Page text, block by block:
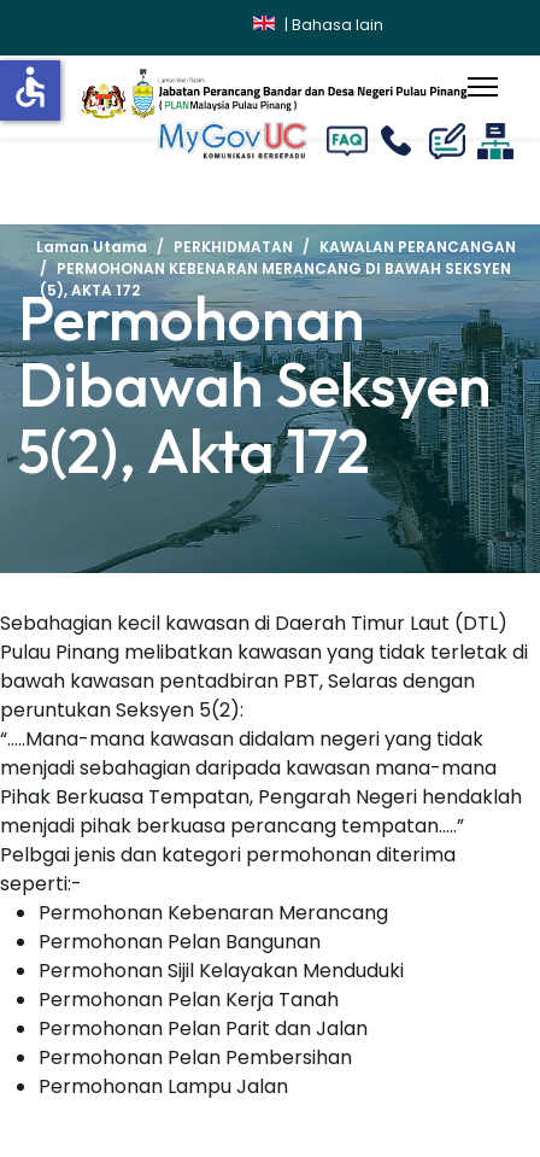
| Bahasa lain
Laman Utama PERKHIDMATAN
KAWALAN PERANCANGAN
PERMOHONAN KEBENARAN MERANCANG DI BAWAH SEKSYEN
(5), AKTA 172
Permohonan
Dibawah Seksyen
5(2), Akta 172
Sebahagian kecil kawasan di Daerah Timur Laut (DTL)
Pulau Pinang melibatkan kawasan yang tidak terletak di
bawah kawasan pentadbiran PBT, Selaras dengan
peruntukan Seksyen 5(2):
“…..Mana-mana kawasan didalam negeri yang tidak
menjadi sebahagian daripada kawasan mana-mana
Pihak Berkuasa Tempatan, Pengarah Negeri hendaklah
menjadi pihak berkuasa perancang tempatan.....”
Pelbgai jenis dan kategori permohonan diterima
seperti:-
Permohonan Kebenaran Merancang
Permohonan Pelan Bangunan
Permohonan Sijil Kelayakan Menduduki
Permohonan Pelan Kerja Tanah
Permohonan Pelan Parit dan Jalan
Permohonan Pelan Pembersihan
Permohonan Lampu Jalan
accessible